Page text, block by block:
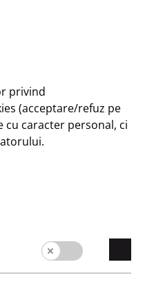
privind
(acceptare/refuz pe
cu caracter personal, ci